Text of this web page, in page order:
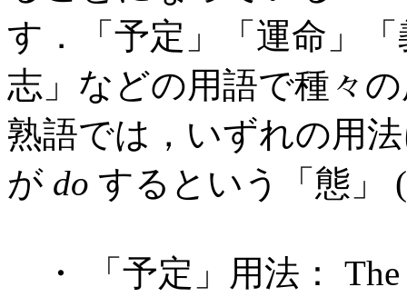
す．「予定」「運命」
志」などの用語で種々
熟語では，いずれの用
が do するという「態」 (
・ 「予定」用法： The